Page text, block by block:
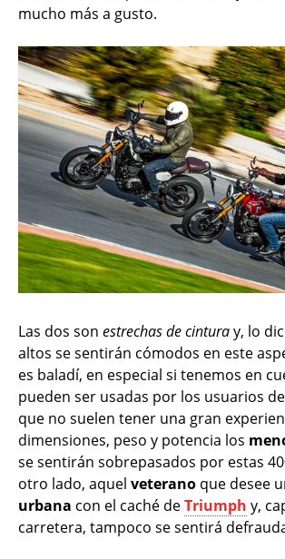
mucho más a gusto.
Las dos son estrechas de cinturay, lo
altos se sentirán cómodos en este
es baladí, en especial si tenemos en
pueden ser usadas por los usuarios
que no suelen tener una gran
dimensiones, peso y potencia los
se sentirán sobrepasados por estas
otro lado, aquel veterano que desee
urbana con el caché deTriumph y,
carretera, tampoco se sentirá